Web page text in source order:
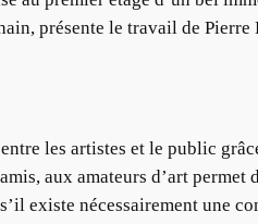
présente le travail de
les artistes et le public
aux amateurs d’art permet
existe nécessairement une